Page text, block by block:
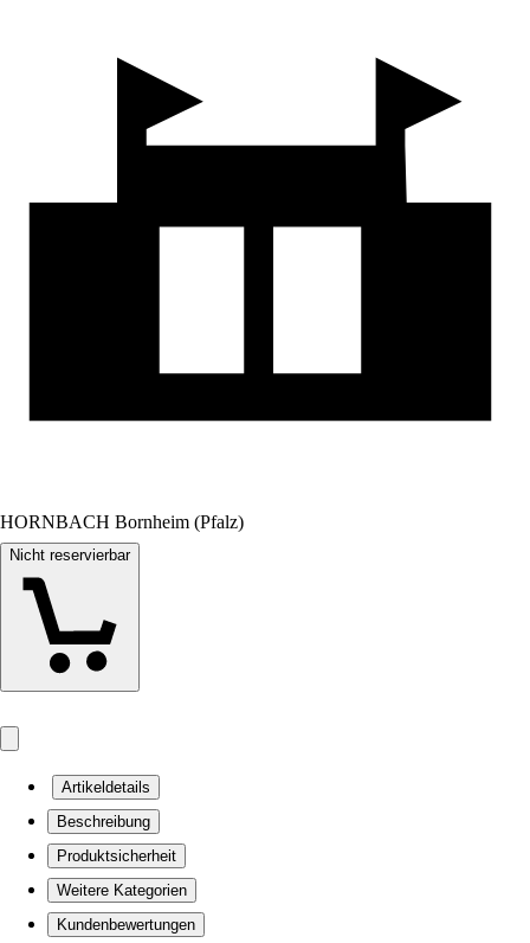
HORNBACH Bornheim (Pfalz)
Nicht reservierbar
Artikeldetails
Beschreibung
Produktsicherheit
Weitere Kategorien
Kundenbewertungen